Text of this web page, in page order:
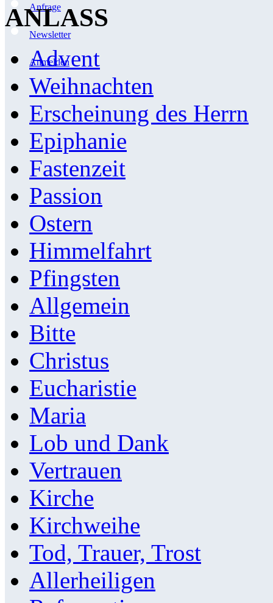
Anfrage
Newsletter
Anmelden
ANLASS
Advent
Weihnachten
Erscheinung des Herrn
Epiphanie
Fastenzeit
Passion
Ostern
Himmelfahrt
Pfingsten
Allgemein
Bitte
Christus
Eucharistie
Maria
Lob und Dank
Vertrauen
Kirche
Kirchweihe
Tod, Trauer, Trost
Allerheiligen